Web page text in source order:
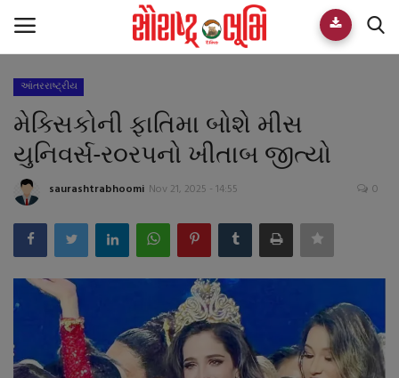
Home
E-paper
Videos
Who We Are
Live TV
Guest Author
આંતરરાષ્ટ્રીય
મેક્સિકોની ફાતિમા બોશે મીસ
યુનિવર્સ-ર૦રપનો ખીતાબ જીત્યો
saurashtrabhoomi Nov 21, 2025 - 14:55 0